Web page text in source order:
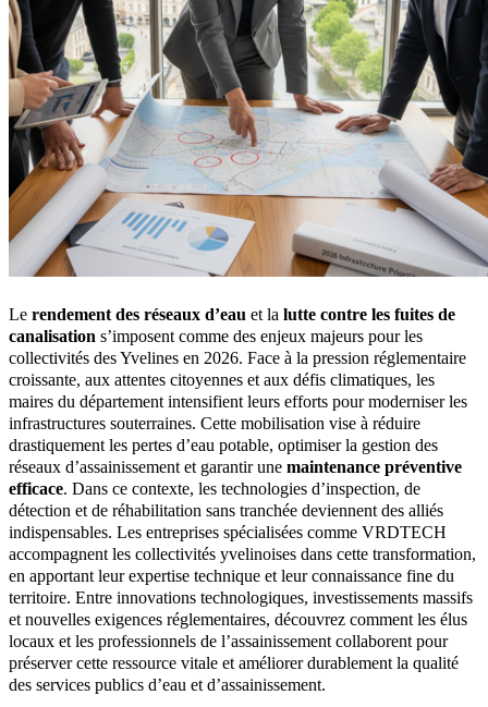
Le rendement des réseaux d’eau et la lutte contre les fuites de
canalisation s’imposent comme des enjeux majeurs pour les
collectivités des Yvelines en 2026. Face à la pression réglementaire
croissante, aux attentes citoyennes et aux défis climatiques, les
maires du département intensifient leurs efforts pour moderniser les
infrastructures souterraines. Cette mobilisation vise à réduire
drastiquement les pertes d’eau potable, optimiser la gestion des
réseaux d’assainissement et garantir une maintenance préventive
efficace. Dans ce contexte, les technologies d’inspection, de
détection et de réhabilitation sans tranchée deviennent des alliés
indispensables. Les entreprises spécialisées comme VRDTECH
accompagnent les collectivités yvelinoises dans cette transformation,
en apportant leur expertise technique et leur connaissance fine du
territoire. Entre innovations technologiques, investissements massifs
et nouvelles exigences réglementaires, découvrez comment les élus
locaux et les professionnels de l’assainissement collaborent pour
préserver cette ressource vitale et améliorer durablement la qualité
des services publics d’eau et d’assainissement.